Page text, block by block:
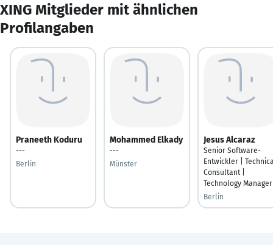
XING Mitglieder mit ähnlichen
Profilangaben
Praneeth Koduru
---
Berlin
Mohammed Elkady
---
Münster
Jesus Alcaraz
Senior Software-
Entwickler |
Consultant |
Technology Manager
Berlin